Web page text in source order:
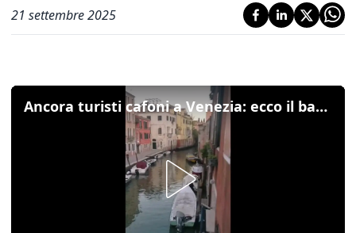
21 settembre 2025
Ancora turisti cafoni a Venezia: ecco il bagno in mutande a Cannaregio